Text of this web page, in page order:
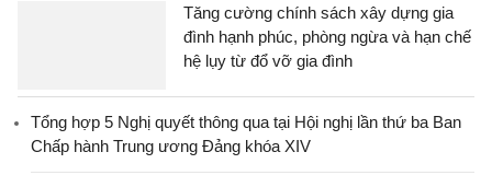
Tăng cường chính sách xây dựng gia
đình hạnh phúc, phòng ngừa và hạn chế
hệ lụy từ đổ vỡ gia đình
Tổng hợp 5 Nghị quyết thông qua tại Hội nghị lần thứ ba Ban
Chấp hành Trung ương Đảng khóa XIV